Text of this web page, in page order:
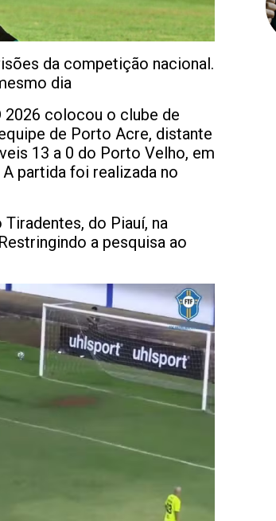
da competição nacional.
dia
2026 colocou o clube de
de Porto Acre, distante
13 a 0 do Porto Velho, em
partida foi realizada no
do Piauí, na
a pesquisa ao